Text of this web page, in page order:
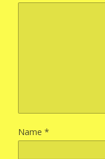
Name *